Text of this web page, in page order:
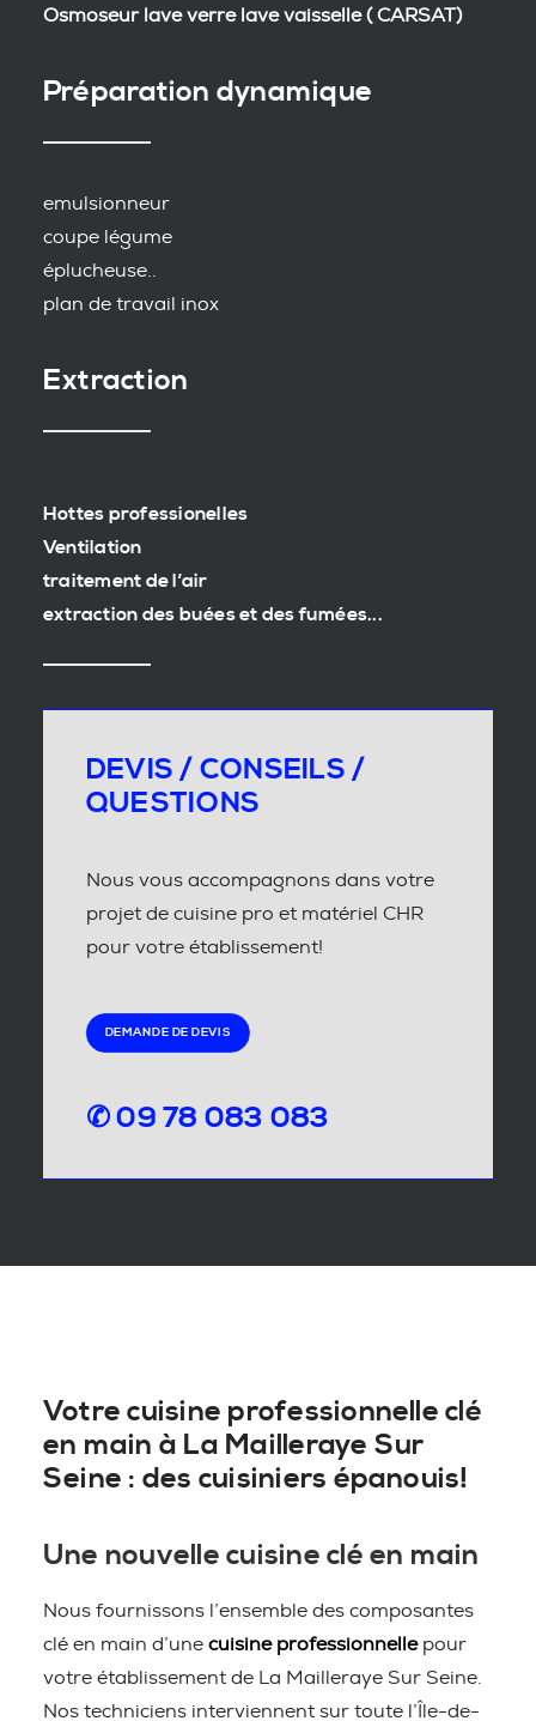
Osmoseur lave verre lave vaisselle ( CARSAT)
Préparation dynamique
emulsionneur
coupe légume
éplucheuse..
plan de travail inox
Extraction
Hottes professionelles
Ventilation
traitement de l’air
extraction des buées et des fumées...
DEVIS / CONSEILS /
QUESTIONS
Nous vous accompagnons dans votre
projet de cuisine pro et matériel CHR
pour votre établissement!
DEMANDE DE DEVIS
✆ 09 78 083 083
Votre cuisine professionnelle clé
en main à La Mailleraye Sur
Seine : des cuisiniers épanouis!
Une nouvelle cuisine clé en main
Nous fournissons l’ensemble des composantes
clé en main d’une cuisine professionnellepour
votre établissement de La Mailleraye Sur Seine.
Nos techniciens interviennent sur toute l’Île-de-